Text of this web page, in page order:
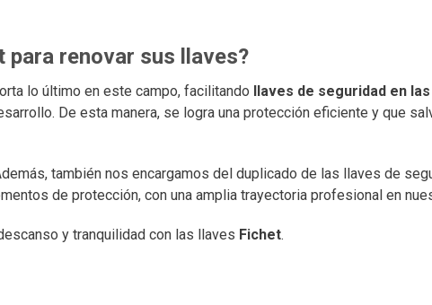
para renovar sus llaves?
lo último en este campo, facilitando llaves de seguridad en
De esta manera, se logra una protección eficiente y que
también nos encargamos del duplicado de las llaves de
de protección, con una amplia trayectoria profesional en
y tranquilidad con las llaves Fichet.